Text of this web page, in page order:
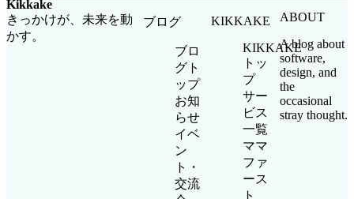
ファーストとの出会
いから、在宅ワーク
で企業チームの一員
参加無料・顔出し不
OKです。
が増えています。ロ
加・ママ人材優先ア
サインなど協賛特典
をご紹介します。
Kikkake
きっかけが、未来を動
かす。
ブログ
ブロ
グト
ップ
お知
らせ
イベ
ン
ト・
交流
KIKKAKE
KIKKAKE
トッ
プ
サー
ビス
一覧
ママ
ファ
ース
ト
ABOUT
A blog about
software,
design, and
the
occasional
stray thought.